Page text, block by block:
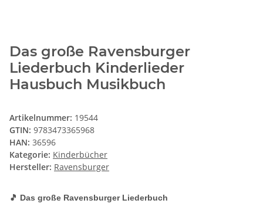
Das große Ravensburger
Liederbuch Kinderlieder
Hausbuch Musikbuch
Artikelnummer: 19544
GTIN: 9783473365968
HAN: 36596
Kategorie: Kinderbücher
Hersteller: Ravensburger
🎵 Das große Ravensburger Liederbuch